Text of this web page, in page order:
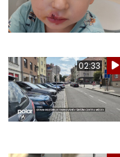
02:33